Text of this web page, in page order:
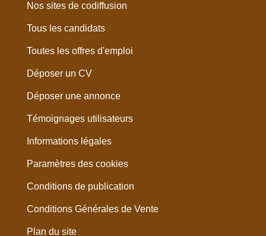
Nos sites de codiffusion
Tous les candidats
Toutes les offres d'emploi
Déposer un CV
Déposer une annonce
Témoignages utilisateurs
Informations légales
Paramètres des cookies
Conditions de publication
Conditions Générales de Vente
Plan du site